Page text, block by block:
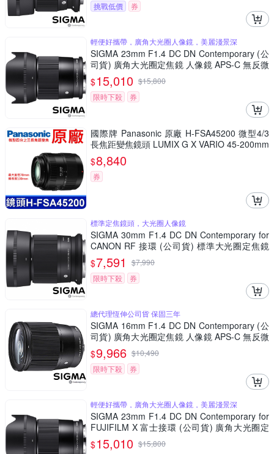
挑戰低價
券
輕便好攜帶，廣角大光圈人像鏡，美麗淺景深
SIGMA 23mm F1.4 DC DN Contemporary (公
司貨) 廣角大光圈定焦鏡 人像鏡 APS-C 無反微
單眼專用鏡頭
$15,010 $15,800
限時下殺
券
國際牌 Panasonic 原廠 H-FSA45200 微型4/3
長焦距變焦鏡頭 LUMIX G X VARIO 45-200mm
單眼鏡頭 相機
$8,840
券
標準定焦鏡頭，大光圈人像鏡
SIGMA 30mm F1.4 DC DN Contemporary for
CANON RF 接環 (公司貨) 標準大光圈定焦鏡
人像鏡 APS-C 無反微單眼專用鏡頭
$7,591 $7,990
限時下殺
券
總代理恆伸公司貨 保固三年
SIGMA 16mm F1.4 DC DN Contemporary (公
司貨) 廣角大光圈定焦鏡 人像鏡 APS-C 無反微
單眼專用鏡頭
$9,966 $10,490
限時下殺
券
輕便好攜帶，廣角大光圈人像鏡，美麗淺景深
SIGMA 23mm F1.4 DC DN Contemporary for
FUJIFILM X 富士接環 (公司貨) 廣角大光圈定
焦鏡 人像鏡 APS-C 無反微單眼專用鏡頭
$15,010 $15,800